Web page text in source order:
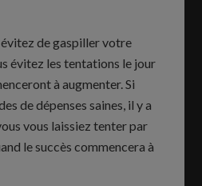
de gaspiller votre
évitez les tentations le jour
à augmenter. Si
de dépenses saines, il y a
vous laissiez tenter par
le succès commencera à